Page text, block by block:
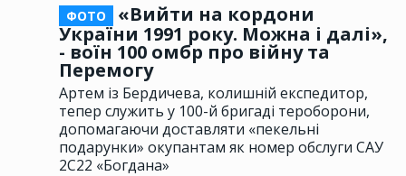
ФОТО
«Вийти на кордони
України 1991 року. Можна і далі»,
- воїн 100 омбр про війну та
Перемогу
Артем із Бердичева, колишній експедитор,
тепер служить у 100-й бригаді тероборони,
допомагаючи доставляти «пекельні
подарунки» окупантам як номер обслуги САУ
2С22 «Богдана»